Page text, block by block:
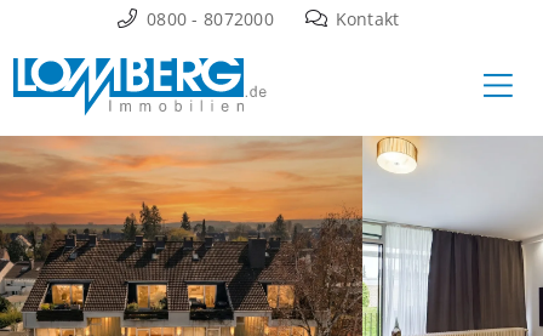
Inhalt
springen
0800 - 8072000 Kontakt